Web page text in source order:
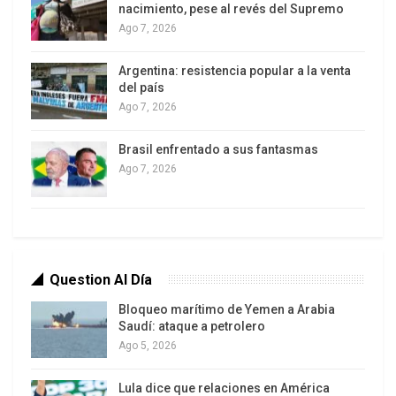
anteriores que muestran efectos graves de la
exposición y consumo de glifosato en la salud,
es cancerígeno en animales y probable
cancerígeno en humanos. El glifosato, un químico
creado por Monsanto en la década de 1970, ya
había sido considerado cancerígeno por la EPA de
nacimiento, pese al revés del Supremo
Ago 7, 2026
Argentina: resistencia popular a la venta
del país
Ago 7, 2026
Brasil enfrentado a sus fantasmas
Ago 7, 2026
Question Al Día
Bloqueo marítimo de Yemen a Arabia
Saudí: ataque a petrolero
Ago 5, 2026
Lula dice que relaciones en América